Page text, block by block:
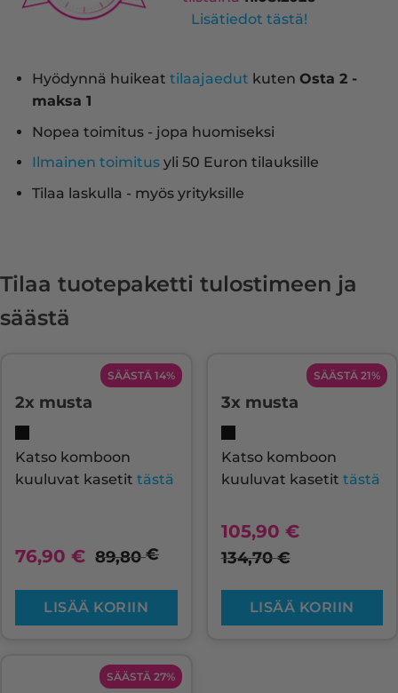
Lisätiedot tästä!
Hyödynnä huikeat tilaajaedut kuten Osta 2 -
maksa 1
Nopea toimitus - jopa huomiseksi
Ilmainen toimitusyli 50 Euron tilauksille
Tilaa laskulla - myös yrityksille
Tilaa tuotepaketti tulostimeen ja
säästä
SÄÄSTÄ 14%
2x musta
Katso komboon
kuuluvat kasetit tästä
76,90 € 89,80€
LISÄÄ KORIIN
SÄÄSTÄ 21%
3x musta
Katso komboon
kuuluvat kasetit tästä
105,90 €
134,70€
LISÄÄ KORIIN
SÄÄSTÄ 27%